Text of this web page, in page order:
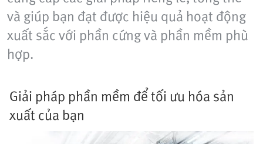
và giúp bạn đạt được hiệu quả hoạt động
xuất sắc với phần cứng và phần mềm phù
hợp.
Giải pháp phần mềm để tối ưu hóa sản
xuất của bạn